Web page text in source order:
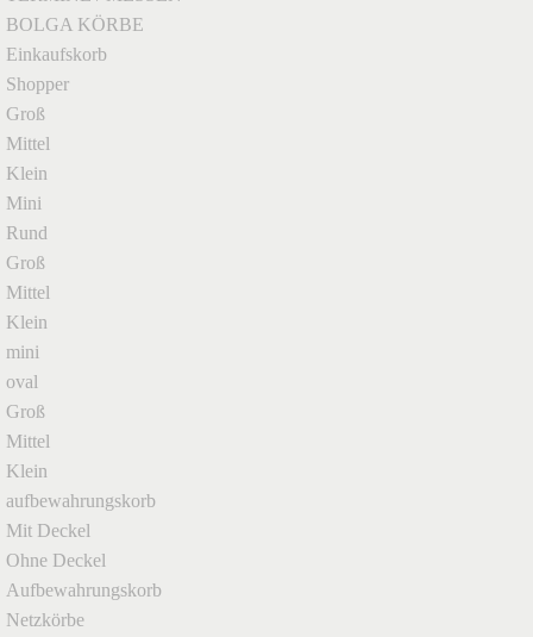
BOLGA KÖRBE
Einkaufskorb
Shopper
Groß
Mittel
Klein
Mini
Rund
Groß
Mittel
Klein
mini
oval
Groß
Mittel
Klein
aufbewahrungskorb
Mit Deckel
Ohne Deckel
Aufbewahrungskorb
Netzkörbe